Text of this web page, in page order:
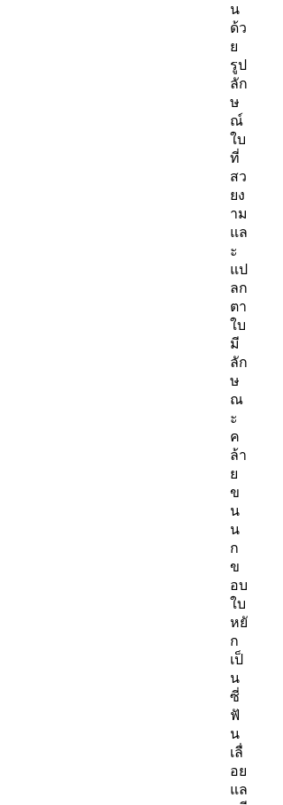
น
ด้ว
ย
รูป
ลัก
ษ
ณ์
ใบ
ที่
สว
ยง
าม
แล
ะ
แป
ลก
ตา
ใบ
มี
ลัก
ษ
ณ
ะ
ค
ล้า
ย
ข
น
น
ก
ข
อบ
ใบ
หยั
ก
เป็
น
ซี่
ฟั
น
เลื่
อย
แล